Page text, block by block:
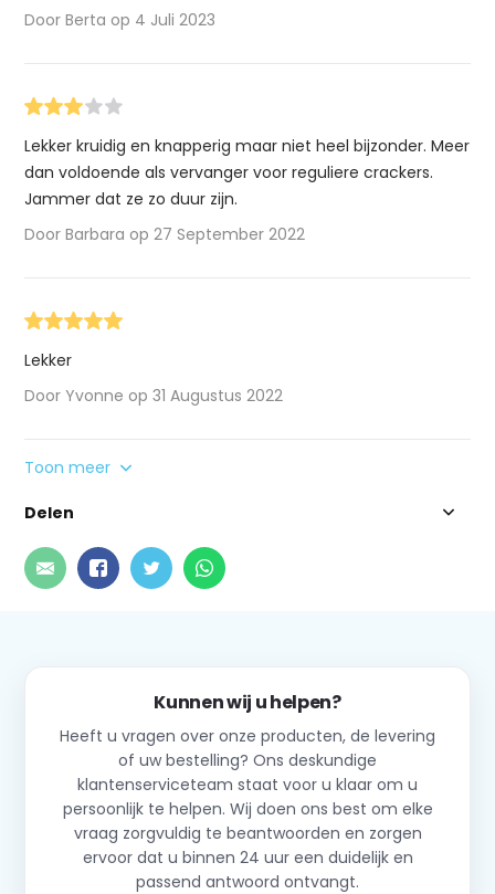
Door Berta op 4 Juli 2023
Lekker kruidig en knapperig maar niet heel bijzonder. Meer
dan voldoende als vervanger voor reguliere crackers.
Jammer dat ze zo duur zijn.
Door Barbara op 27 September 2022
Lekker
Door Yvonne op 31 Augustus 2022
Toon meer
Delen
Kunnen wij u helpen?
Heeft u vragen over onze producten, de levering
of uw bestelling? Ons deskundige
klantenserviceteam staat voor u klaar om u
persoonlijk te helpen. Wij doen ons best om elke
vraag zorgvuldig te beantwoorden en zorgen
ervoor dat u binnen 24 uur een duidelijk en
passend antwoord ontvangt.